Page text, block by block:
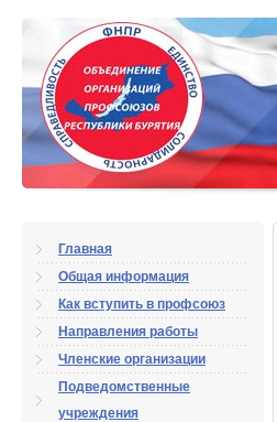
Главная
Общая информация
Как вступить в профсоюз
Направления работы
Членские организации
Подведомственные
учреждения